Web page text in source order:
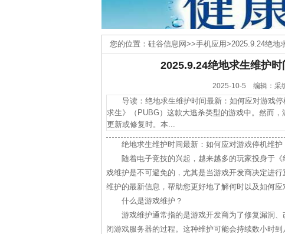
您的位置： 硅谷信息网>>手机应用>2025.9.24绝地
2025.9.24绝地求生维护
2025-10-5 编辑：
导读：绝地求生维护时间最新：如何应对游戏停
求生》（PUBG）这款大逃杀类型的游戏中。然而
更新或修复时。本...
绝地求生维护时间最新：如何应对游戏停机维护
随着电子竞技的兴起，越来越多的玩家投身于
戏维护是不可避免的，尤其是当游戏开发商决定进
维护的最新信息，帮助您更好地了解何时以及如何应
什么是游戏维护？
游戏维护通常指的是游戏开发商为了修复漏洞
闭游戏服务器的过程。这种维护可能会持续数小时到